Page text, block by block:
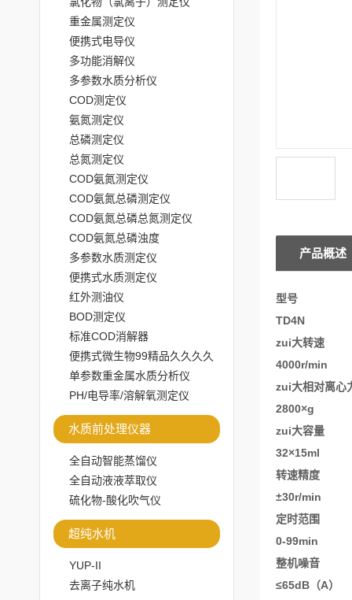
重金属测定仪
便携式电导仪
多功能消解仪
多参数水质分析仪
COD测定仪
氨氮测定仪
总磷测定仪
总氮测定仪
COD氨氮测定仪
COD氨氮总磷测定仪
COD氨氮总磷总氮测定仪
COD氨氮总磷浊度
多参数水质测定仪
便携式水质测定仪
红外测油仪
BOD测定仪
标准COD消解器
便携式微生物99精品久久久久
水蜜桃百度百度
单参数重金属水质分析仪
PH/电导率/溶解氧测定仪
水质前处理仪器
全自动智能蒸馏仪
全自动液液萃取仪
硫化物-酸化吹气仪
超纯水机
YUP-II
去离子纯水机
产品概述
型号
TD4N
zui大转速
4000r/min
zui大相对离心
2800×g
zui大容量
32×15ml
转速精度
±30r/min
定时范围
0-99min
整机噪音
≤65dB（A）